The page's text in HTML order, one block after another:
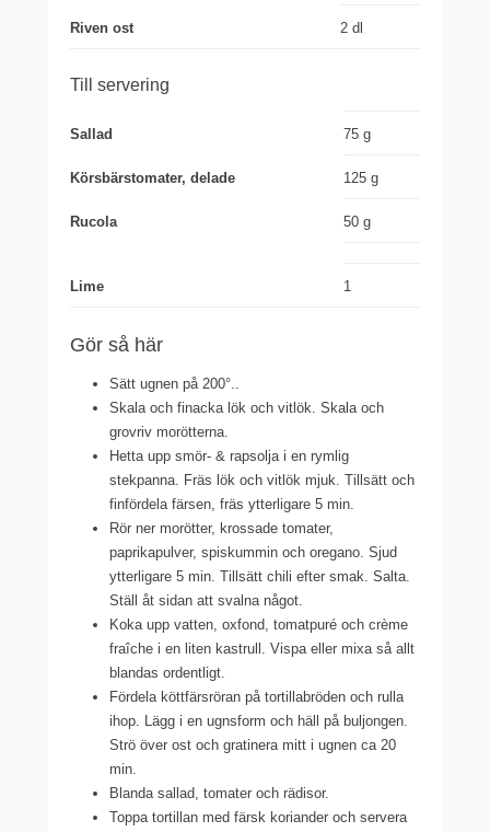
Riven ost 2 dl
Till servering
Sallad 75 g
Körsbärstomater, delade 125 g
Rucola 50 g
Lime 1
Gör så här
Sätt ugnen på 200°..
Skala och finacka lök och vitlök. Skala och
grovriv morötterna.
Hetta upp smör- & rapsolja i en rymlig
stekpanna. Fräs lök och vitlök mjuk. Tillsätt och
finfördela färsen, fräs ytterligare 5 min.
Rör ner morötter, krossade tomater,
paprikapulver, spiskummin och oregano. Sjud
ytterligare 5 min. Tillsätt chili efter smak. Salta.
Ställ åt sidan att svalna något.
Koka upp vatten, oxfond, tomatpuré och crème
fraîche i en liten kastrull. Vispa eller mixa så allt
blandas ordentligt.
Fördela köttfärsröran på tortillabröden och rulla
ihop. Lägg i en ugnsform och häll på buljongen.
Strö över ost och gratinera mitt i ugnen ca 20
min.
Blanda sallad, tomater och rädisor.
Toppa tortillan med färsk koriander och servera